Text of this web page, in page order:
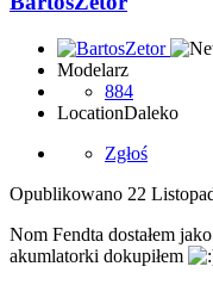
Modelarz
884
LocationDaleko
Zgłoś
Opublikowano 22
Nom Fendta dostałem
akumlatorki dokupiłem